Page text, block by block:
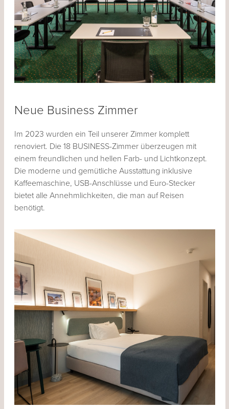
Neue Business Zimmer
Im 2023 wurden ein Teil unserer Zimmer komplett
renoviert. Die 18 BUSINESS-Zimmer überzeugen mit
einem freundlichen und hellen Farb- und Lichtkonzept.
Die moderne und gemütliche Ausstattung inklusive
Kaffeemaschine, USB-Anschlüsse und Euro-Stecker
bietet alle Annehmlichkeiten, die man auf Reisen
benötigt.